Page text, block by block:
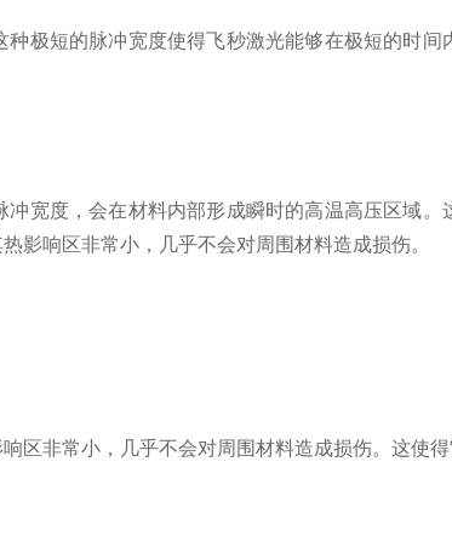
极短的脉冲宽度使得飞秒激光能够在极短的时
宽度，会在材料内部形成瞬时的高温高压区域
影响区非常小，几乎不会对周围材料造成损伤。
区非常小，几乎不会对周围材料造成损伤。这使